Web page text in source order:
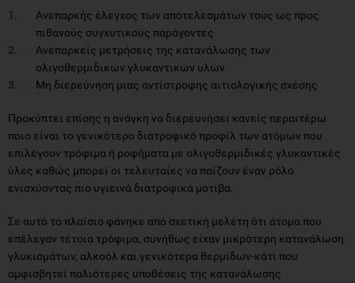
Ανεπαρκής έλεγχος των αποτελεσμάτων τους ως προς
πιθανούς συγχυτικούς παράγοντες
Ανεπαρκείς μετρήσεις της κατανάλωσης των
ολιγοθερμιδικών γλυκαντικών υλών
Μη διερεύνηση μιας αντίστροφης αιτιολογικής σχέσης
Προκύπτει επίσης η ανάγκη να διερευνήσει κανείς περαιτέρω
ποιο είναι το γενικότερο διατροφικό προφίλ των ατόμων που
επιλέγουν τρόφιμα ή ροφήματα με ολιγοθερμιδικές γλυκαντικές
ύλες καθώς μπορεί οι τελευταίες να παίζουν έναν ρόλο
ενισχύοντας πιο υγιεινά διατροφικά μοτίβα.
Σε αυτό το πλαίσιο φάνηκε από σχετική μελέτη ότι άτομα που
επέλεγαν τέτοια τρόφιμα, συνήθως είχαν μικρότερη κατανάλωση
γλυκισμάτων, αλκοόλ και γενικότερα θερμίδων-κάτι που
αμφισβητεί παλιότερες υποθέσεις της κατανάλωσης